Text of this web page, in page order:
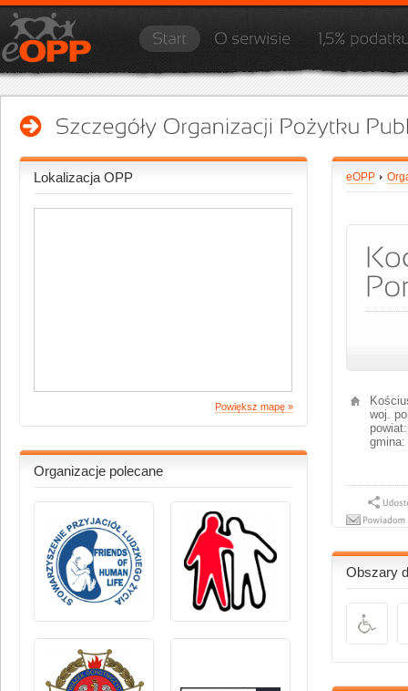
Lokalizacja OPP
Powiększ mapę »
Organizacje polecane
eOPP
woj.
gmina:
Obszary